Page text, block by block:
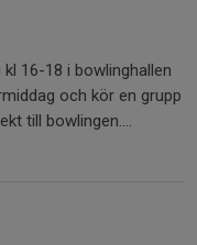
16-18 i bowlinghallen
och kör en grupp
till bowlingen....